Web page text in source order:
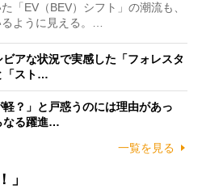
「EV（BEV）シフト」の潮流も、
ように見える。…
ビアな状況で実感した「フォレスタ
「スト…
？」と戸惑うのには理由があっ
なる躍進…
一覧を見る
」